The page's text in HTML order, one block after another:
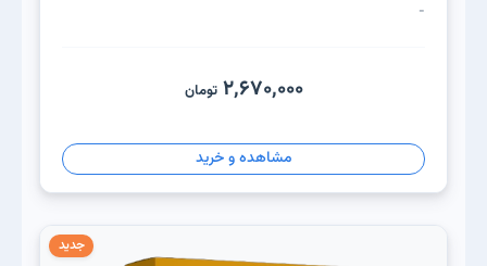
-
2,670,000 تومان
مشاهده و خرید
جدید